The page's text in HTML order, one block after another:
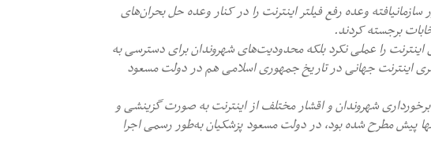
وعده رفع فیلتر اینترنت را در کنار وعده حل بحران‌های
برجسته کردند.
را عملی نکرد بلکه محدودیت‌های شهروندان برای دسترسی به
اینترنت جهانی در تاریخ جمهوری اسلامی هم در دولت مسعود
شهروندان و اقشار مختلف از اینترنت به صورت گزینشی و
پیش مطرح شده بود، در دولت مسعود پزشکیان به‌طور رسمی اجرا